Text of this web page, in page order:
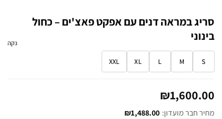
סריג במראה דנים עם אפקט פאצ'ים – כחול
בינוני
S
M
L
XL
XXL
נקה
₪1,600.00
מחיר חבר מועדון: ₪1,488.00